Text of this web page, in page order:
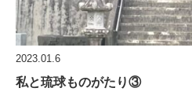
2023.01.6
私と琉球ものがたり③